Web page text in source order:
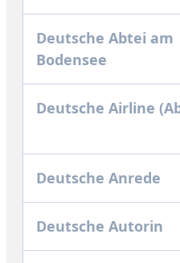
Deutsche Abtei am
Bodensee
Deutsche Airline
Deutsche Anrede
Deutsche Autorin